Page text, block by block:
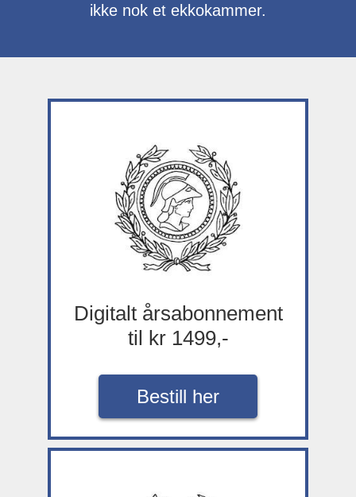
ikke nok et ekkokammer.
Digitalt årsabonnement
til kr 1499,-
Bestill her